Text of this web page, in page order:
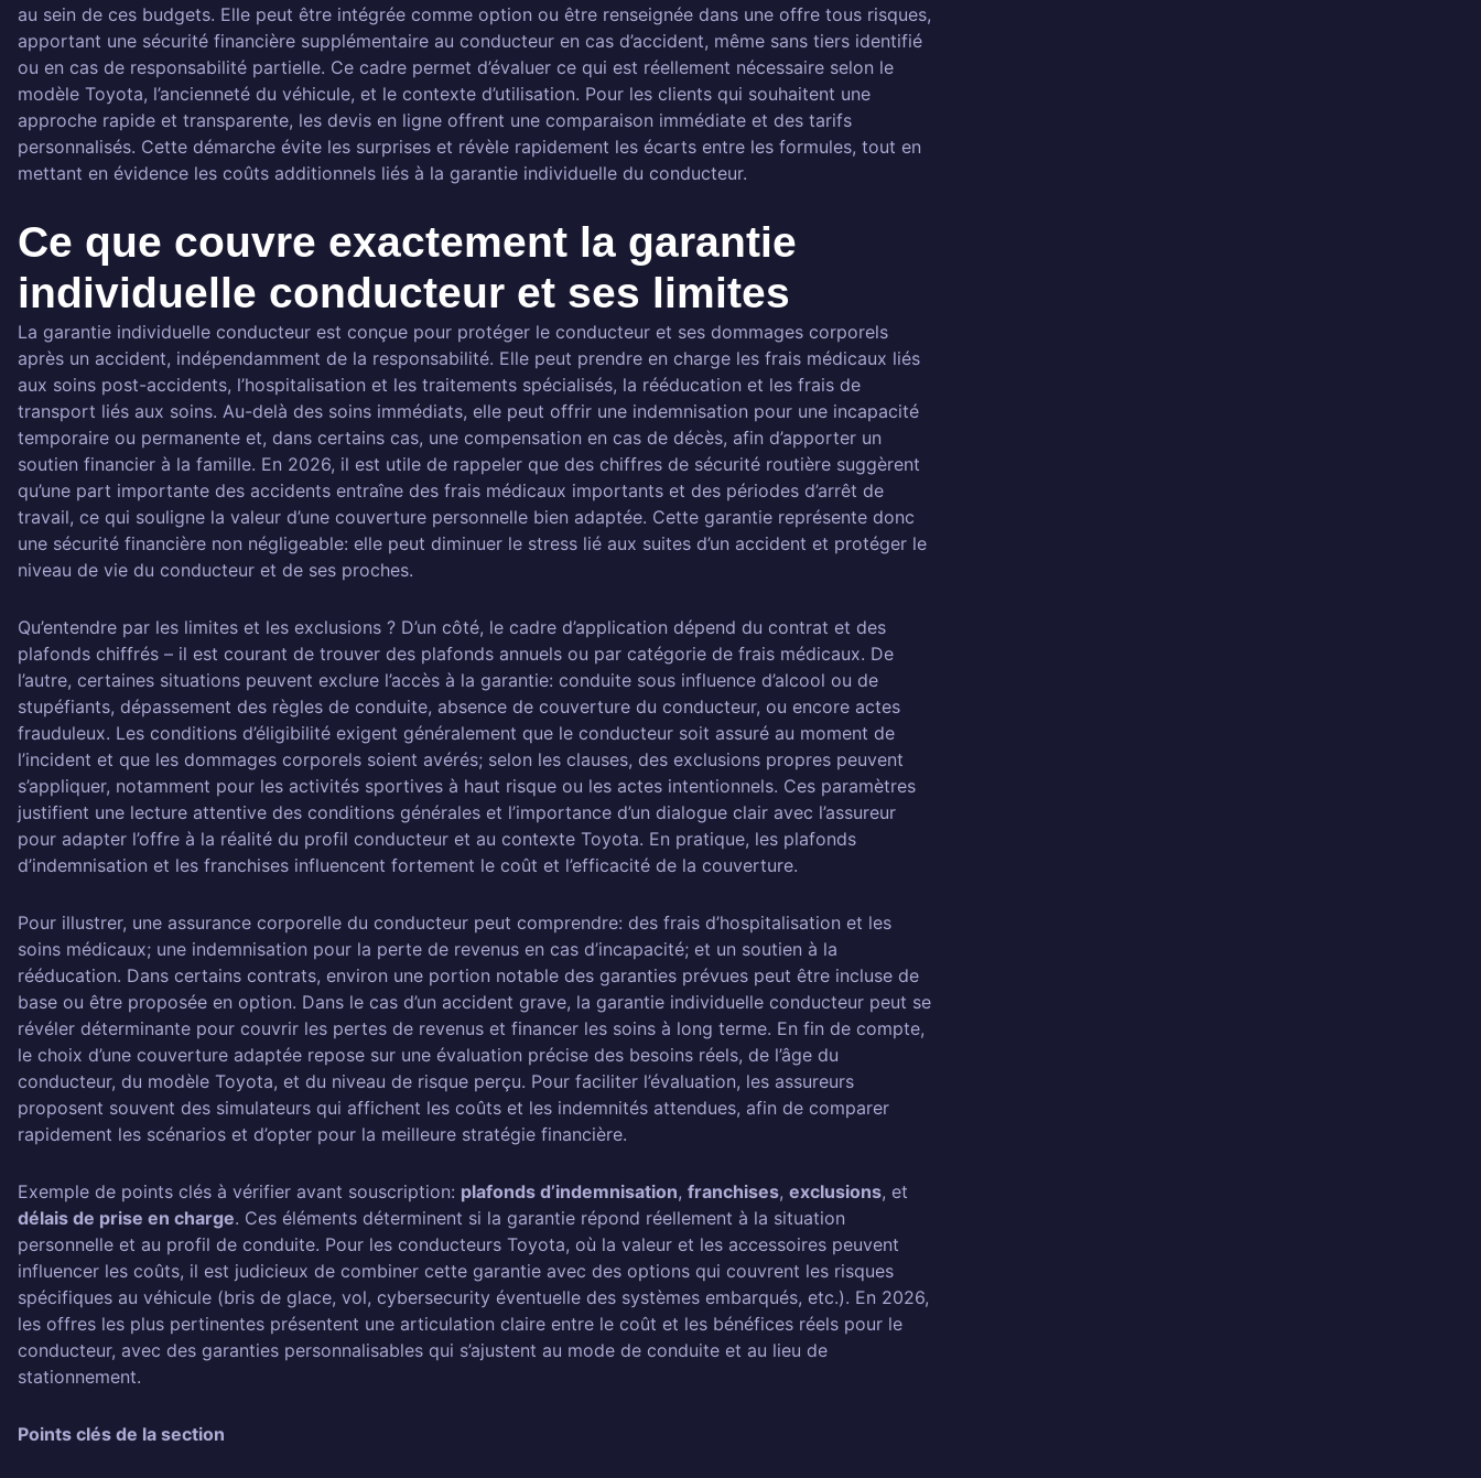
au sein de ces budgets. Elle peut être intégrée comme option ou être renseignée dans une offre tous risques,
apportant une sécurité financière supplémentaire au conducteur en cas d’accident, même sans tiers identifié
ou en cas de responsabilité partielle. Ce cadre permet d’évaluer ce qui est réellement nécessaire selon le
modèle Toyota, l’ancienneté du véhicule, et le contexte d’utilisation. Pour les clients qui souhaitent une
approche rapide et transparente, les devis en ligne offrent une comparaison immédiate et des tarifs
personnalisés. Cette démarche évite les surprises et révèle rapidement les écarts entre les formules, tout en
mettant en évidence les coûts additionnels liés à la garantie individuelle du conducteur.
Ce que couvre exactement la garantie
individuelle conducteur et ses limites
La garantie individuelle conducteur est conçue pour protéger le conducteur et ses dommages corporels
après un accident, indépendamment de la responsabilité. Elle peut prendre en charge les frais médicaux liés
aux soins post-accidents, l’hospitalisation et les traitements spécialisés, la rééducation et les frais de
transport liés aux soins. Au-delà des soins immédiats, elle peut offrir une indemnisation pour une incapacité
temporaire ou permanente et, dans certains cas, une compensation en cas de décès, afin d’apporter un
soutien financier à la famille. En 2026, il est utile de rappeler que des chiffres de sécurité routière suggèrent
qu’une part importante des accidents entraîne des frais médicaux importants et des périodes d’arrêt de
travail, ce qui souligne la valeur d’une couverture personnelle bien adaptée. Cette garantie représente donc
une sécurité financière non négligeable: elle peut diminuer le stress lié aux suites d’un accident et protéger le
niveau de vie du conducteur et de ses proches.
Qu’entendre par les limites et les exclusions ? D’un côté, le cadre d’application dépend du contrat et des
plafonds chiffrés – il est courant de trouver des plafonds annuels ou par catégorie de frais médicaux. De
l’autre, certaines situations peuvent exclure l’accès à la garantie: conduite sous influence d’alcool ou de
stupéfiants, dépassement des règles de conduite, absence de couverture du conducteur, ou encore actes
frauduleux. Les conditions d’éligibilité exigent généralement que le conducteur soit assuré au moment de
l’incident et que les dommages corporels soient avérés; selon les clauses, des exclusions propres peuvent
s’appliquer, notamment pour les activités sportives à haut risque ou les actes intentionnels. Ces paramètres
justifient une lecture attentive des conditions générales et l’importance d’un dialogue clair avec l’assureur
pour adapter l’offre à la réalité du profil conducteur et au contexte Toyota. En pratique, les plafonds
d’indemnisation et les franchises influencent fortement le coût et l’efficacité de la couverture.
Pour illustrer, une assurance corporelle du conducteur peut comprendre: des frais d’hospitalisation et les
soins médicaux; une indemnisation pour la perte de revenus en cas d’incapacité; et un soutien à la
rééducation. Dans certains contrats, environ une portion notable des garanties prévues peut être incluse de
base ou être proposée en option. Dans le cas d’un accident grave, la garantie individuelle conducteur peut se
révéler déterminante pour couvrir les pertes de revenus et financer les soins à long terme. En fin de compte,
le choix d’une couverture adaptée repose sur une évaluation précise des besoins réels, de l’âge du
conducteur, du modèle Toyota, et du niveau de risque perçu. Pour faciliter l’évaluation, les assureurs
proposent souvent des simulateurs qui affichent les coûts et les indemnités attendues, afin de comparer
rapidement les scénarios et d’opter pour la meilleure stratégie financière.
Exemple de points clés à vérifier avant souscription: plafonds d’indemnisation, franchises, exclusions, et
délais de prise en charge. Ces éléments déterminent si la garantie répond réellement à la situation
personnelle et au profil de conduite. Pour les conducteurs Toyota, où la valeur et les accessoires peuvent
influencer les coûts, il est judicieux de combiner cette garantie avec des options qui couvrent les risques
spécifiques au véhicule (bris de glace, vol, cybersecurity éventuelle des systèmes embarqués, etc.). En 2026,
les offres les plus pertinentes présentent une articulation claire entre le coût et les bénéfices réels pour le
conducteur, avec des garanties personnalisables qui s’ajustent au mode de conduite et au lieu de
stationnement.
Points clés de la section